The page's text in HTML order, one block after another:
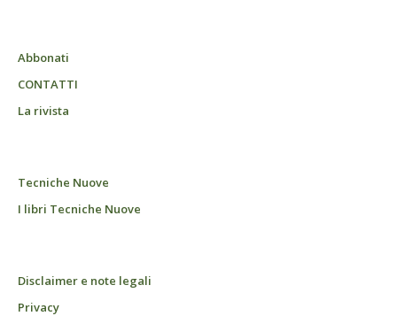
Abbonati
CONTATTI
La rivista
Tecniche Nuove
I libri Tecniche Nuove
Disclaimer e note legali
Privacy